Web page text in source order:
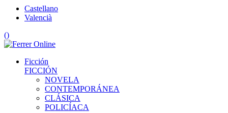
Castellano
Valencià
()
Ficción
FICCIÓN
NOVELA
CONTEMPORÁNEA
CLÁSICA
POLICÍACA